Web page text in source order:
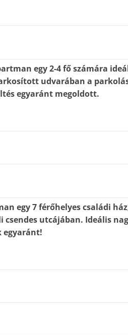
egy 2-4 fő számára
udvarában a
egyaránt megoldott.
egy 7 férőhelyes családi
csendes utcájában. Ideális
egyaránt!